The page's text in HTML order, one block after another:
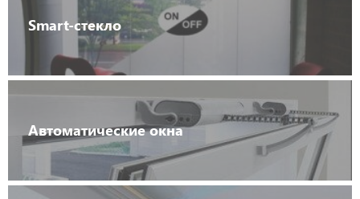
Smart-стекло
Автоматические окна